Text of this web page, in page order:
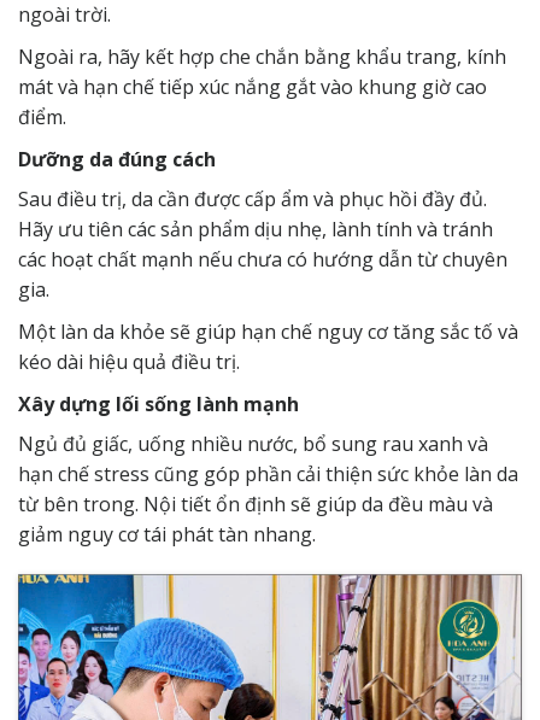
ngoài trời.
Ngoài ra, hãy kết hợp che chắn bằng khẩu trang, kính
mát và hạn chế tiếp xúc nắng gắt vào khung giờ cao
điểm.
Dưỡng da đúng cách
Sau điều trị, da cần được cấp ẩm và phục hồi đầy đủ.
Hãy ưu tiên các sản phẩm dịu nhẹ, lành tính và tránh
các hoạt chất mạnh nếu chưa có hướng dẫn từ chuyên
gia.
Một làn da khỏe sẽ giúp hạn chế nguy cơ tăng sắc tố và
kéo dài hiệu quả điều trị.
Xây dựng lối sống lành mạnh
Ngủ đủ giấc, uống nhiều nước, bổ sung rau xanh và
hạn chế stress cũng góp phần cải thiện sức khỏe làn da
từ bên trong. Nội tiết ổn định sẽ giúp da đều màu và
giảm nguy cơ tái phát tàn nhang.